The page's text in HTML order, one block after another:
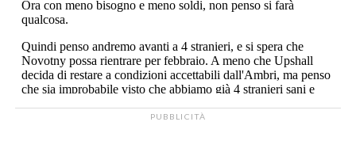
PUBBLICITÀ